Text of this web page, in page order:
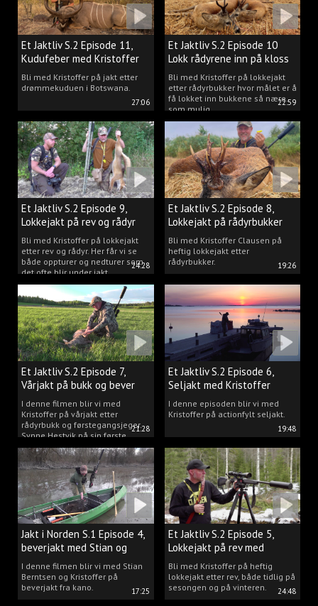
27:06
Et Jaktliv S.2 Episode 11,
Kudufeber med Kristoffer
Clausen
Bli med Kristoffer på jakt etter
drømmekuduen i Botswana.
22:59
Et Jaktliv S.2 Episode 10
Lokk rådyrene inn på kloss
hold.
Bli med Kristoffer på lokkejakt
etter rådyrbukker hvor målet er å
få lokket inn bukkene så nære
som mulig.
24:28
Et Jaktliv S.2 Episode 9,
Lokkejakt på rev og rådyr
med Kristoffer Clausen
Bli med Kristoffer på lokkejakt
etter rev og rådyr. Her får vi se
både oppturer og nedturer som
det ofte blir under jakt.
19:26
Et Jaktliv S.2 Episode 8,
Lokkejakt på rådyrbukker
2023 nr. 1
Bli med Kristoffer Clausen på
heftig lokkejakt etter
rådyrbukker.
21:28
Et Jaktliv S.2 Episode 7,
Vårjakt på bukk og bever
I denne filmen blir vi med
Kristoffer på vårjakt etter
rådyrbukk og førstegangsjeger
Synne Hestvik på sin første
beverjakt.
19:48
Et Jaktliv S.2 Episode 6,
Seljakt med Kristoffer
Clausen
I denne episoden blir vi med
Kristoffer på actionfylt seljakt.
17:25
Jakt i Norden S.1 Episode 4,
beverjakt med Stian og
Kristoffer
I denne filmen blir vi med Stian
Berntsen og Kristoffer på
beverjakt fra kano.
24:48
Et Jaktliv S.2 Episode 5,
Lokkejakt på rev med
Kristoffer Clausen
Bli med Kristoffer på heftig
lokkejakt etter rev, både tidlig på
sesongen og på vinteren.